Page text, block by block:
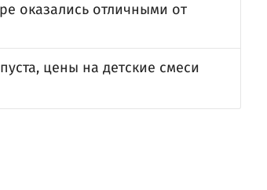
оказались отличными от
цены на детские смеси